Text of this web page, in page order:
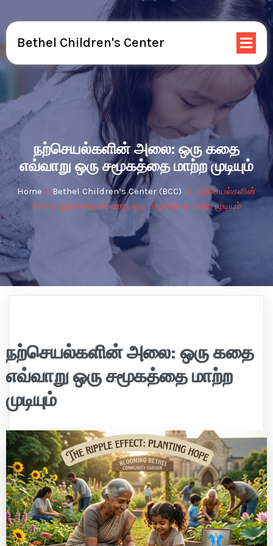
Bethel Children's Center
நற்செயல்களின் அலை: ஒரு கதை
எவ்வாறு ஒரு சமூகத்தை மாற்ற முடியும்
Home » Bethel Children’s Center (BCC) » நற்செயல்களின்
அலை: ஒரு கதை எவ்வாறு ஒரு சமூகத்தை மாற்ற முடியும்
நற்செயல்களின் அலை: ஒரு கதை
எவ்வாறு ஒரு சமூகத்தை மாற்ற
முடியும்